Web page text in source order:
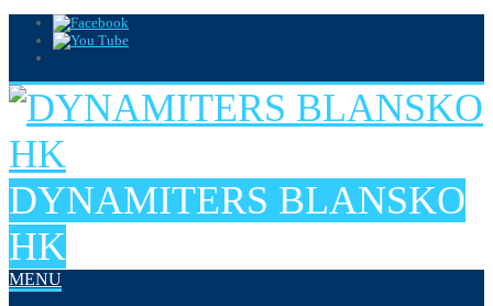
DYNAMITERS BLANSKO
HK
MENU